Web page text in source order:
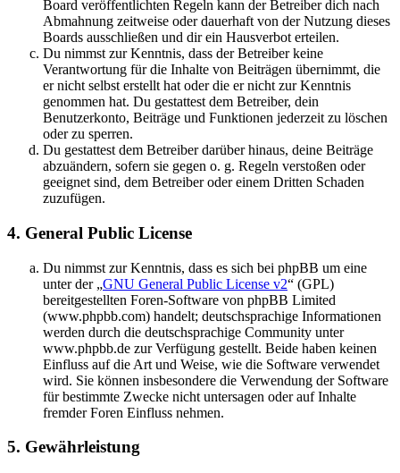
Board veröffentlichten Regeln kann der Betreiber dich nach
Abmahnung zeitweise oder dauerhaft von der Nutzung dieses
Boards ausschließen und dir ein Hausverbot erteilen.
Du nimmst zur Kenntnis, dass der Betreiber keine
Verantwortung für die Inhalte von Beiträgen übernimmt, die
er nicht selbst erstellt hat oder die er nicht zur Kenntnis
genommen hat. Du gestattest dem Betreiber, dein
Benutzerkonto, Beiträge und Funktionen jederzeit zu löschen
oder zu sperren.
Du gestattest dem Betreiber darüber hinaus, deine Beiträge
abzuändern, sofern sie gegen o. g. Regeln verstoßen oder
geeignet sind, dem Betreiber oder einem Dritten Schaden
zuzufügen.
4. General Public License
Du nimmst zur Kenntnis, dass es sich bei phpBB um eine
unter der „GNU General Public License v2“ (GPL)
bereitgestellten Foren-Software von phpBB Limited
(www.phpbb.com) handelt; deutschsprachige Informationen
werden durch die deutschsprachige Community unter
www.phpbb.de zur Verfügung gestellt. Beide haben keinen
Einfluss auf die Art und Weise, wie die Software verwendet
wird. Sie können insbesondere die Verwendung der Software
für bestimmte Zwecke nicht untersagen oder auf Inhalte
fremder Foren Einfluss nehmen.
5. Gewährleistung